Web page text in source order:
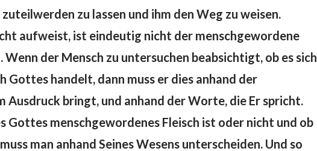
zu lassen und ihm den Weg zu weisen.
aufweist, ist eindeutig nicht der menschgewordene
der Mensch zu untersuchen beabsichtigt, ob es sich
Gottes handelt, dann muss er dies anhand der
Ausdruck bringt, und anhand der Worte, die Er spricht.
Gottes menschgewordenes Fleisch ist oder nicht und ob
man anhand Seines Wesens unterscheiden. Und so